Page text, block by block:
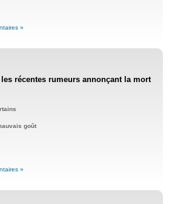
»
récentes rumeurs annonçant la mort
goût
»